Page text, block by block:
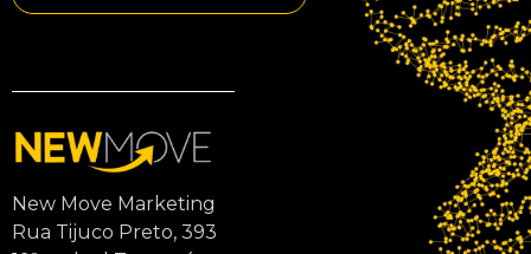
New Move Marketing
Rua Tijuco Preto, 393